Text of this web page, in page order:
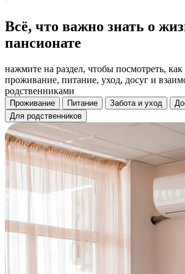
Всё, что важно знать о
пансионате
нажмите на раздел, чтобы посмотреть,
проживание, питание, уход, досуг и
родственниками
Проживание Питание Забота и уход
Для родственников